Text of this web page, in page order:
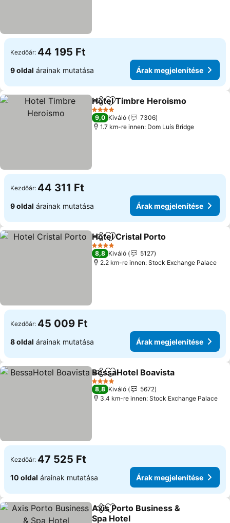
Kezdőár: 44 195 Ft
9 oldal árainak mutatása Árak megjelenítése
Megosztás
Hozzáadás a kedvencekhez
Hotel Timbre Heroismo
4 Kategória
9,0 Kiváló
7306
1.7 km-re innen: Dom Luís Bridge
Kezdőár: 44 311 Ft
9 oldal árainak mutatása Árak megjelenítése
Megosztás
Hozzáadás a kedvencekhez
Hotel Cristal Porto
4 Kategória
8,8 Kiváló
5127
2.2 km-re innen: Stock Exchange Palace
Kezdőár: 45 009 Ft
8 oldal árainak mutatása Árak megjelenítése
Megosztás
Hozzáadás a kedvencekhez
BessaHotel Boavista
4 Kategória
8,8 Kiváló
5672
3.4 km-re innen: Stock Exchange Palace
Kezdőár: 47 525 Ft
10 oldal árainak mutatása Árak megjelenítése
Megosztás
Hozzáadás a kedvencekhez
Axis Porto Business &
Spa Hotel